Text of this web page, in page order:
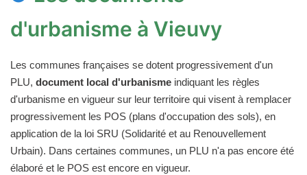
d'urbanisme à Vieuvy
Les communes françaises se dotent progressivement d'un
PLU, document local d'urbanisme indiquant les règles
d'urbanisme en vigueur sur leur territoire qui visent à remplacer
progressivement les POS (plans d'occupation des sols), en
application de la loi SRU (Solidarité et au Renouvellement
Urbain). Dans certaines communes, un PLU n'a pas encore été
élaboré et le POS est encore en vigueur.